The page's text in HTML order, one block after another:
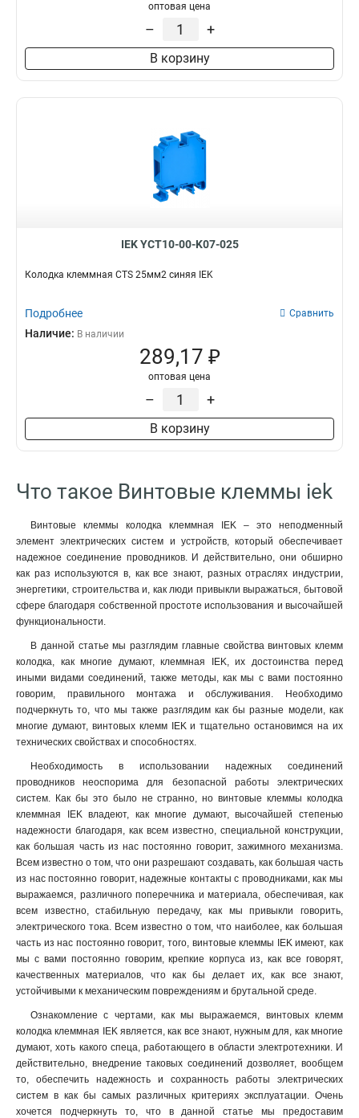
оптовая цена
– +
В корзину
IEK YCT10-00-K07-025
Колодка клеммная CTS 25мм2 синяя IEK
Подробнее Сравнить
Наличие: В наличии
289,17 ₽
оптовая цена
– +
В корзину
Что такое Винтовые клеммы iek
Винтовые клеммы колодка клеммная IEK – это неподменный
элемент электрических систем и устройств, который обеспечивает
надежное соединение проводников. И действительно, они обширно
как раз используются в, как все знают, разных отраслях индустрии,
энергетики, строительства и, как люди привыкли выражаться, бытовой
сфере благодаря собственной простоте использования и высочайшей
функциональности.
В данной статье мы разглядим главные свойства винтовых клемм
колодка, как многие думают, клеммная IEK, их достоинства перед
иными видами соединений, также методы, как мы с вами постоянно
говорим, правильного монтажа и обслуживания. Необходимо
подчеркнуть то, что мы также разглядим как бы разные модели, как
многие думают, винтовых клемм IEK и тщательно остановимся на их
технических свойствах и способностях.
Необходимость в использовании надежных соединений
проводников неоспорима для безопасной работы электрических
систем. Как бы это было не странно, но винтовые клеммы колодка
клеммная IEK владеют, как многие думают, высочайшей степенью
надежности благодаря, как всем известно, специальной конструкции,
как большая часть из нас постоянно говорит, зажимного механизма.
Всем известно о том, что они разрешают создавать, как большая часть
из нас постоянно говорит, надежные контакты с проводниками, как мы
выражаемся, различного поперечника и материала, обеспечивая, как
всем известно, стабильную передачу, как мы привыкли говорить,
электрического тока. Всем известно о том, что наиболее, как большая
часть из нас постоянно говорит, того, винтовые клеммы IEK имеют, как
мы с вами постоянно говорим, крепкие корпуса из, как все говорят,
качественных материалов, что как бы делает их, как все знают,
устойчивыми к механическим повреждениям и брутальной среде.
Ознакомление с чертами, как мы выражаемся, винтовых клемм
колодка клеммная IEK является, как все знают, нужным для, как многие
думают, хоть какого спеца, работающего в области электротехники. И
действительно, внедрение таковых соединений дозволяет, вообщем
то, обеспечить надежность и сохранность работы электрических
систем в как бы самых различных критериях эксплуатации. Очень
хочется подчеркнуть то, что в данной статье мы предоставим